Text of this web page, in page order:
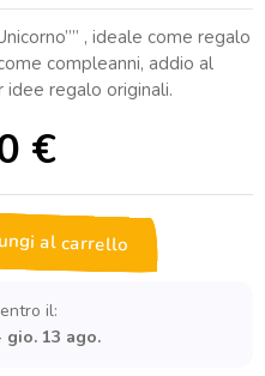
, ideale come regalo
compleanni, addio al
regalo originali.
€
al carrello
il:
gio. 13 ago.